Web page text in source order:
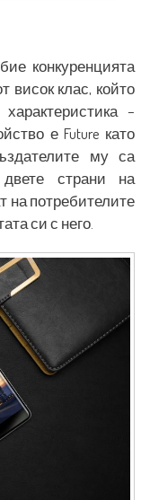
конкуренцията
висок клас, който
–
е Future като
му са
страни на
на потребителите
си с него.